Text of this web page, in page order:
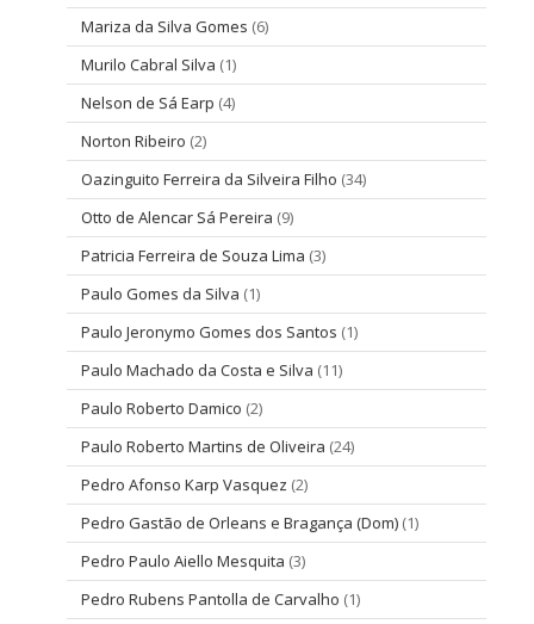
Mariza da Silva Gomes (6)
Murilo Cabral Silva (1)
Nelson de Sá Earp (4)
Norton Ribeiro (2)
Oazinguito Ferreira da Silveira Filho (34)
Otto de Alencar Sá Pereira (9)
Patricia Ferreira de Souza Lima (3)
Paulo Gomes da Silva (1)
Paulo Jeronymo Gomes dos Santos (1)
Paulo Machado da Costa e Silva (11)
Paulo Roberto Damico (2)
Paulo Roberto Martins de Oliveira (24)
Pedro Afonso Karp Vasquez (2)
Pedro Gastão de Orleans e Bragança (Dom) (1)
Pedro Paulo Aiello Mesquita (3)
Pedro Rubens Pantolla de Carvalho (1)